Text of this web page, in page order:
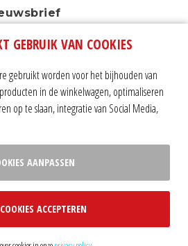
en blijf altijd
voorwaarden|sitemap|
GEBRUIK VAN COOKIES
gebruikt worden voor het bijhouden van
in de winkelwagen, optimaliseren
op te slaan, integratie van Social Media,
AANPASSEN
ACCEPTEREN